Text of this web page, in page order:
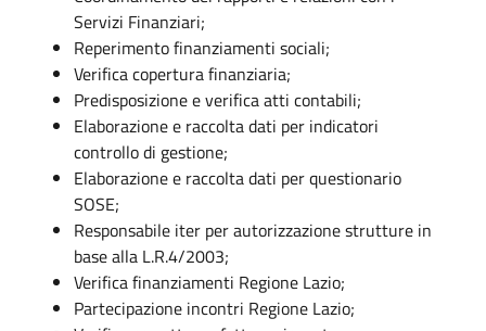
Servizi Finanziari;
Reperimento finanziamenti sociali;
Verifica copertura finanziaria;
Predisposizione e verifica atti contabili;
Elaborazione e raccolta dati per indicatori
controllo di gestione;
Elaborazione e raccolta dati per questionario
SOSE;
Responsabile iter per autorizzazione strutture in
base alla L.R.4/2003;
Verifica finanziamenti Regione Lazio;
Partecipazione incontri Regione Lazio;